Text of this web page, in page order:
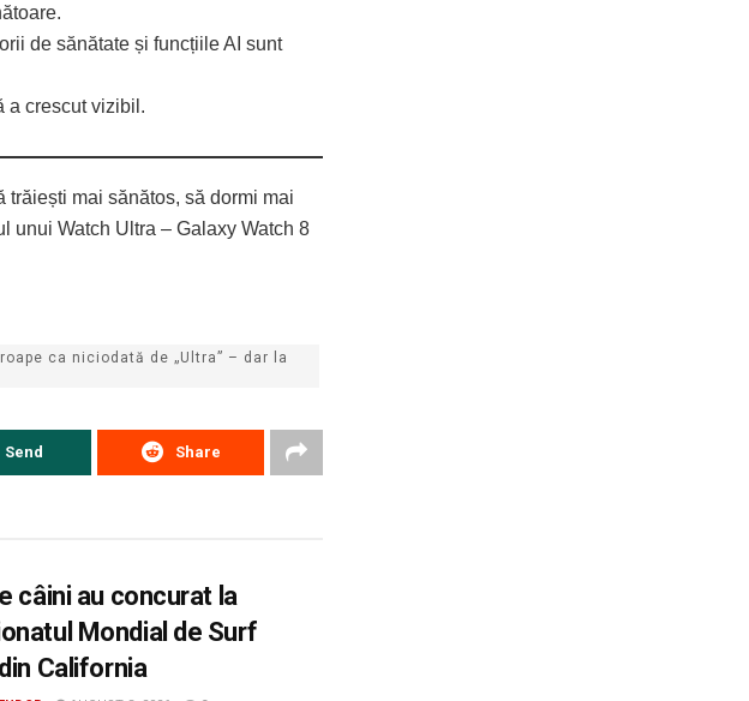
de sănătate și funcțiile AI sunt
a crescut vizibil.
trăiești mai sănătos, să dormi mai
unui Watch Ultra – Galaxy Watch 8
ca niciodată de „Ultra” – dar la
Send Share
câini au concurat la
Mondial de Surf
California